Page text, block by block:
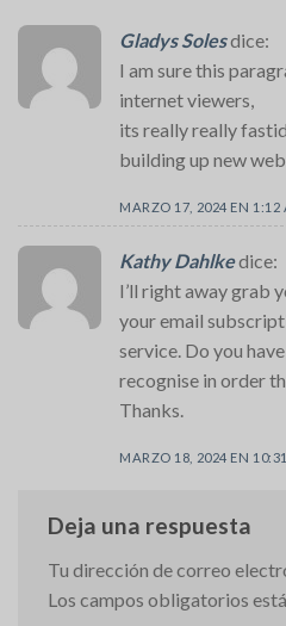
Gladys Solesdice:
I am sure this
internet viewers,
its really really
building up new
MARZO 17, 2024 EN 1:12
Kathy Dahlkedice:
I’ll right away grab
your email
service. Do you
recognise in order
Thanks.
MARZO 18, 2024 EN
Deja una respuesta
Tu dirección de correo
Los campos obligatorios